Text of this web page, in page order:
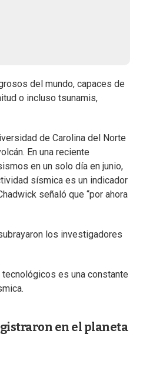
del mundo, capaces de
o incluso tsunamis,
de Carolina del Norte
En una reciente
en un solo día en junio,
sísmica es un indicador
señaló que “por ahora
los investigadores
es una constante
en el planeta